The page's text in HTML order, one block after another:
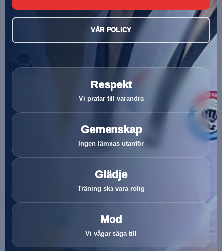
VÅR POLICY
Respekt
Vi pratar till varandra
Gemenskap
Ingen lämnas utanför
Glädje
Träning ska vara rolig
Mod
Vi vågar säga till